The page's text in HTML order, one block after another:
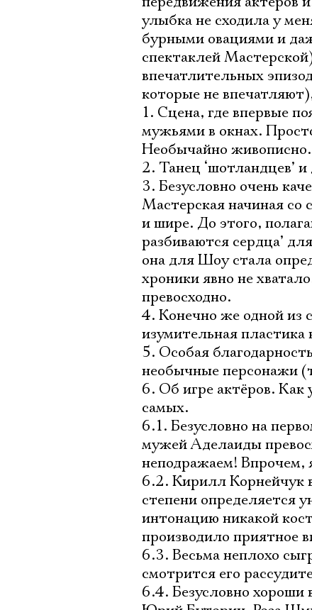
улыбка не сходила у
бурными овациями и
спектаклей
впечатлительных
которые не
1. Сцена, где впервые
мужьями в окнах.
Необычайно живописно.
2. Танец ‘шотландцев’
3. Безусловно очень
Мастерская начиная со
и шире. До этого,
разбиваются сердца’
она для Шоу стала
хроники явно не
превосходно.
4. Конечно же одной из
изумительная пластика
5. Особая
необычные персонажи
6. Об игре актёров.
самых.
6.1. Безусловно на
мужей Аделаиды
неподражаем! Впрочем,
6.2. Кирилл Корнейчук
степени определяется
интонацию никакой
производило приятное
6.3. Весьма неплохо
смотрится его
6.4. Безусловно